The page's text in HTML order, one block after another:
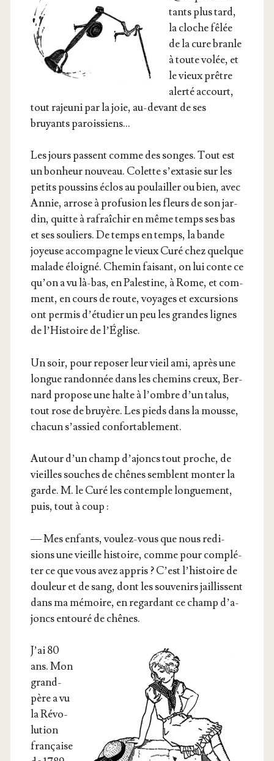
tants plus tard,
la cloche fêlée
de la cure branle
à toute volée, et
le vieux prêtre
aler­té accourt,
tout rajeu­ni par la joie, au-devant de ses
bruyants paroissiens…
Les jours passent comme des songes. Tout est
un bon­heur nou­veau. Colette s’ex­ta­sie sur les
petits pous­sins éclos au pou­lailler ou bien, avec
Annie, arrose à pro­fu­sion les fleurs de son jar­
din, quitte à rafraî­chir en même temps ses bas
et ses sou­liers. De temps en temps, la bande
joyeuse accom­pagne le vieux Curé chez quelque
malade éloi­gné. Che­min fai­sant, on lui conte ce
qu’on a vu là-bas, en Pales­tine, à Rome, et com­
ment, en cours de route, voyages et excur­sions
ont per­mis d’é­tu­dier un peu les grandes lignes
de l’His­toire de l’Église.
Un soir, pour repo­ser leur vieil ami, après une
longue ran­don­née dans les che­mins creux, Ber­
nard pro­pose une halte à l’ombre d’un talus,
tout rose de bruyère. Les pieds dans la mousse,
cha­cun s’as­sied confortablement.
Autour d’un champ d’a­joncs tout proche, de
vieilles souches de chênes semblent mon­ter la
garde. M. le Curé les contemple lon­gue­ment,
puis, tout à coup :
— Mes enfants, vou­lez-vous que nous redi­
sions une vieille his­toire, comme pour com­plé­
ter ce que vous avez appris ? C’est l’his­toire de
dou­leur et de sang, dont les sou­ve­nirs jaillissent
dans ma mémoire, en regar­dant ce champ d’a­
joncs entou­ré de chênes.
J’ai 80
ans. Mon
grand-
père a vu
la Révo­
lu­tion
fran­çaise